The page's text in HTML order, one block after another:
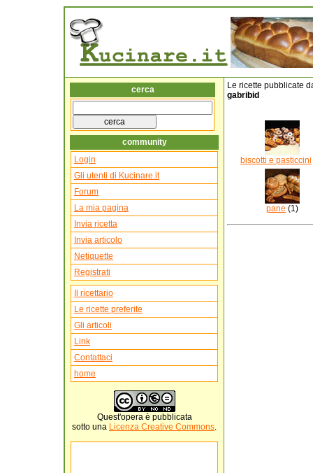
cerca
community
Login
Gli utenti di Kucinare.it
Forum
La mia pagina
Invia ricetta
Invia articolo
Netiquette
Registrati
Il ricettario
Le ricette preferite
Gli articoli
Link
Contattaci
home
Quest'operaè pubblicata
sotto una Licenza Creative Commons.
Le ricette pubblicate
gabribid
biscotti e pasticcini
pane (1)